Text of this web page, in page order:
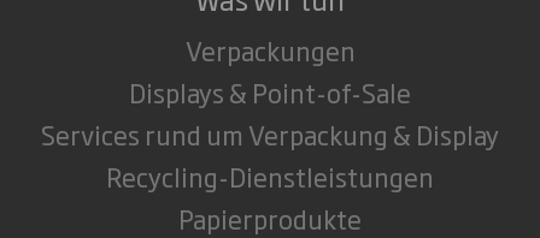
Verpackungen
Displays & Point-of-Sale
Services rund um Verpackung & Display
Recycling-Dienstleistungen
Papierprodukte